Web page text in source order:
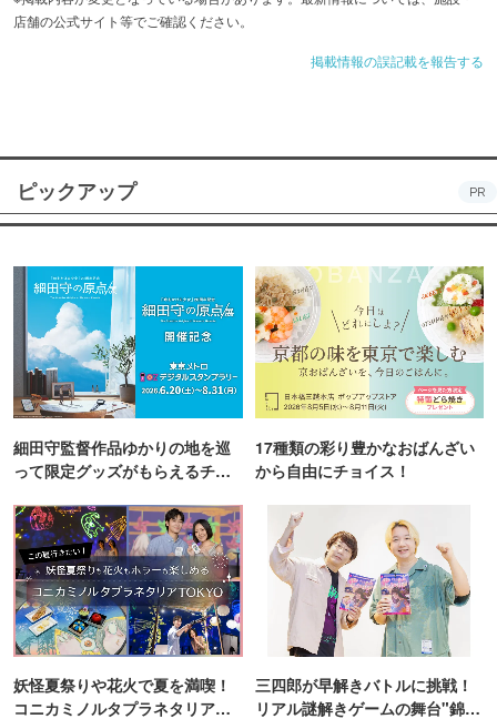
店舗の公式サイト等でご確認ください。
掲載情報の誤記載を報告する
ピックアップ PR
細田守監督作品ゆかりの地を巡
って限定グッズがもらえるチャ
17種類の彩り豊かなおばんざい
から自由にチョイス！
妖怪夏祭りや花火で夏を満喫！
コニカミノルタプラネタリア
三四郎が早解きバトルに挑戦！
リアル謎解きゲームの舞台"錦糸